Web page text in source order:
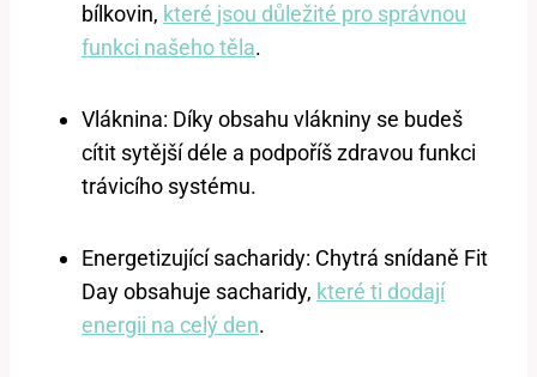
bílkovin, které jsou důležité pro správnou
funkci našeho těla.
Vláknina: Díky obsahu vlákniny se budeš
cítit sytější déle a podpoříš zdravou funkci
trávicího systému.
Energetizující sacharidy: Chytrá snídaně Fit
Day obsahuje sacharidy, které ti dodají
energii na celý den.